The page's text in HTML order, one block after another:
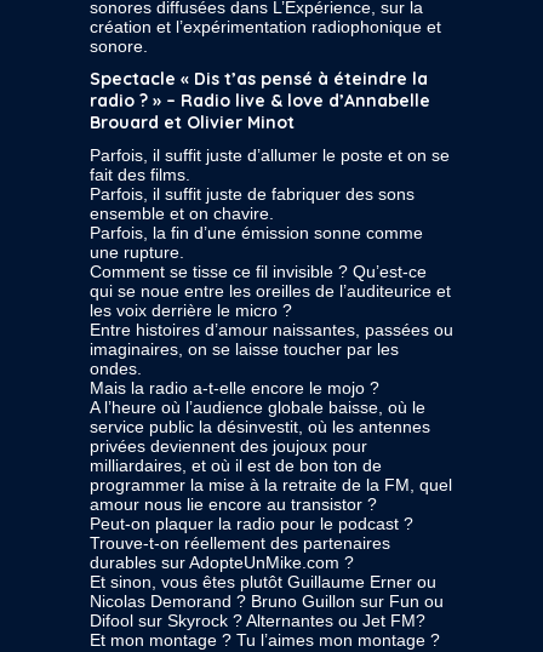
sonores diffusées dans L’Expérience, sur la
création et l’expérimentation radiophonique et
sonore.
Spectacle « Dis t’as pensé à éteindre la
radio ? » – Radio live & love d’Annabelle
Brouard et Olivier Minot
Parfois, il suffit juste d’allumer le poste et on se
fait des films.
Parfois, il suffit juste de fabriquer des sons
ensemble et on chavire.
Parfois, la fin d’une émission sonne comme
une rupture.
Comment se tisse ce fil invisible ? Qu’est-ce
qui se noue entre les oreilles de l’auditeurice et
les voix derrière le micro ?
Entre histoires d’amour naissantes, passées ou
imaginaires, on se laisse toucher par les
ondes.
Mais la radio a-t-elle encore le mojo ?
A l’heure où l’audience globale baisse, où le
service public la désinvestit, où les antennes
privées deviennent des joujoux pour
milliardaires, et où il est de bon ton de
programmer la mise à la retraite de la FM, quel
amour nous lie encore au transistor ?
Peut-on plaquer la radio pour le podcast ?
Trouve-t-on réellement des partenaires
durables sur AdopteUnMike.com ?
Et sinon, vous êtes plutôt Guillaume Erner ou
Nicolas Demorand ? Bruno Guillon sur Fun ou
Difool sur Skyrock ? Alternantes ou Jet FM?
Et mon montage ? Tu l’aimes mon montage ?